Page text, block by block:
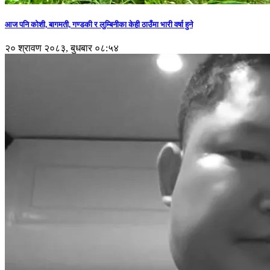
आज पनि कोशी, बागमती, गण्डकी र लुम्बिनीका केही ठाउँमा भारी वर्षा हुने
२० श्रावण २०८३, बुधबार ०८:५४